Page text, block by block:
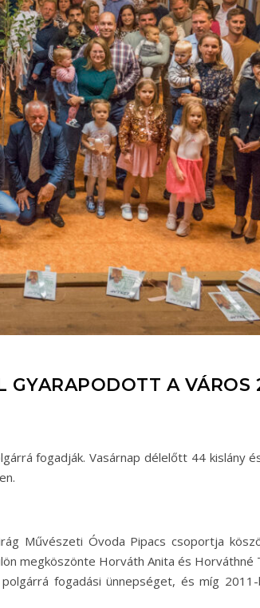
GYARAPODOTT A VÁROS
fogadják. Vasárnap délelőtt 44 kislány
Művészeti Óvoda Pipacs csoportja
megköszönte Horváth Anita és Horváthné
fogadási ünnepséget, és míg